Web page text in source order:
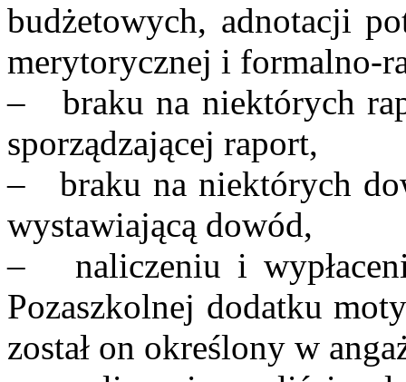
budżetowych, adnotacji
merytorycznej i formalno-
– braku na niektórych
sporządzającej raport,
– braku na niektórych
wystawiającą dowód,
– naliczeniu i
Pozaszkolnej dodatku
został on określony w